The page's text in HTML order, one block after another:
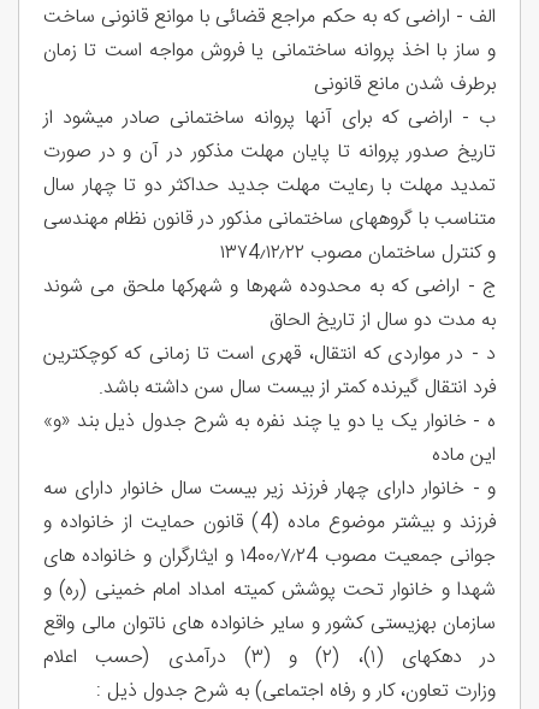
الف - اراضی که به حکم مراجع قضائی با موانع قانونی ساخت
و ساز با اخذ پروانه ساختمانی یا فروش مواجه است تا زمان
برطرف شدن مانع قانونی
ب - اراضی که برای آنها پروانه ساختمانی صادر میشود از
تاریخ صدور پروانه تا پایان مهلت مذکور در آن و در صورت
تمدید مهلت با رعایت مهلت جدید حداکثر دو تا چهار سال
متناسب با گروههای ساختمانی مذکور در قانون نظام مهندسی
و کنترل ساختمان مصوب ١٣٧4٫١٢٫٢٢
ج - اراضی که به محدوده شهرها و شهرکها ملحق می شوند
به مدت دو سال از تاریخ الحاق
د - در مواردی که انتقال، قهری است تا زمانی که کوچکترین
فرد انتقال گیرنده کمتر از بیست سال سن داشته باشد.
ه - خانوار یک یا دو یا چند نفره به شرح جدول ذیل بند «و»
این ماده
و - خانوار دارای چهار فرزند زیر بیست سال خانوار دارای سه
فرزند و بیشتر موضوع ماده (4) قانون حمایت از خانواده و
جوانی جمعیت مصوب ١4٠٠٫٧٫٢4 و ایثارگران و خانواده های
شهدا و خانوار تحت پوشش کمیته امداد امام خمینی (ره) و
سازمان بهزیستی کشور و سایر خانواده های ناتوان مالی واقع
در دهکهای (۱)، (۲) و (۳) درآمدی (حسب اعلام
وزارت تعاون، کار و رفاه اجتماعی) به شرح جدول ذیل :